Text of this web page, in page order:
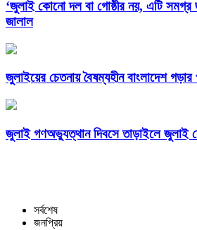
‘জুলাই কোনো দল বা গোষ্ঠীর নয়, এটি
জালাল
জুলাইয়ের চেতনায় বৈষম্যহীন বাংলাদেশ
জুলাই গণঅভ্যুত্থান দিবসে তাড়াইলে জুলাই
সর্বশেষ
জনপ্রিয়